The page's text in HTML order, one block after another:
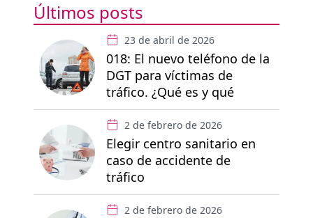
Últimos posts
23 de abril de 2026
018: El nuevo teléfono de la
DGT para víctimas de
tráfico. ¿Qué es y qué
derechos te garantiza?
2 de febrero de 2026
Elegir centro sanitario en
caso de accidente de
tráfico
2 de febrero de 2026